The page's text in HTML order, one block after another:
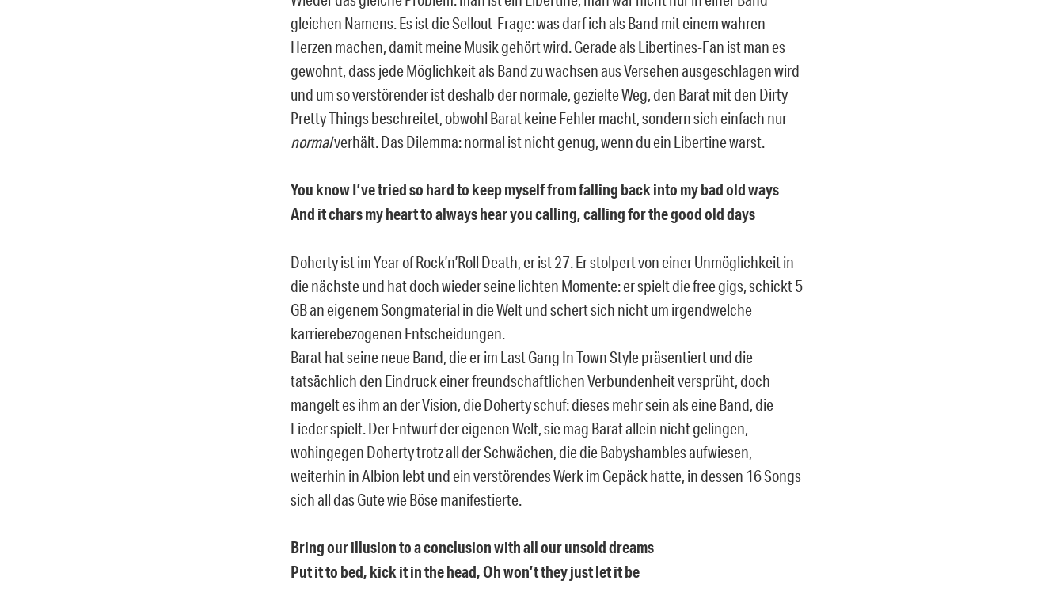
gleichen Namens. Es ist die Sellout-Frage: was darf ich als Band mit einem wahren
Herzen machen, damit meine Musik gehört wird. Gerade als Libertines-Fan ist man es
gewohnt, dass jede Möglichkeit als Band zu wachsen aus Versehen ausgeschlagen wird
und um so verstörender ist deshalb der normale, gezielte Weg, den Barat mit den Dirty
Pretty Things beschreitet, obwohl Barat keine Fehler macht, sondern sich einfach nur
normalverhält. Das Dilemma: normal ist nicht genug, wenn du ein Libertine warst.
You know I’ve tried so hard to keep myself from falling back into my bad old ways
And it chars my heart to always hear you calling, calling for the good old days
Doherty ist im Year of Rock’n’Roll Death, er ist 27. Er stolpert von einer Unmöglichkeit in
die nächste und hat doch wieder seine lichten Momente: er spielt die free gigs, schickt 5
GB an eigenem Songmaterial in die Welt und schert sich nicht um irgendwelche
karrierebezogenen Entscheidungen.
Barat hat seine neue Band, die er im Last Gang In Town Style präsentiert und die
tatsächlich den Eindruck einer freundschaftlichen Verbundenheit versprüht, doch
mangelt es ihm an der Vision, die Doherty schuf: dieses mehr sein als eine Band, die
Lieder spielt. Der Entwurf der eigenen Welt, sie mag Barat allein nicht gelingen,
wohingegen Doherty trotz all der Schwächen, die die Babyshambles aufwiesen,
weiterhin in Albion lebt und ein verstörendes Werk im Gepäck hatte, in dessen 16 Songs
sich all das Gute wie Böse manifestierte.
Bring our illusion to a conclusion with all our unsold dreams
Put it to bed, kick it in the head, Oh won’t they just let it be